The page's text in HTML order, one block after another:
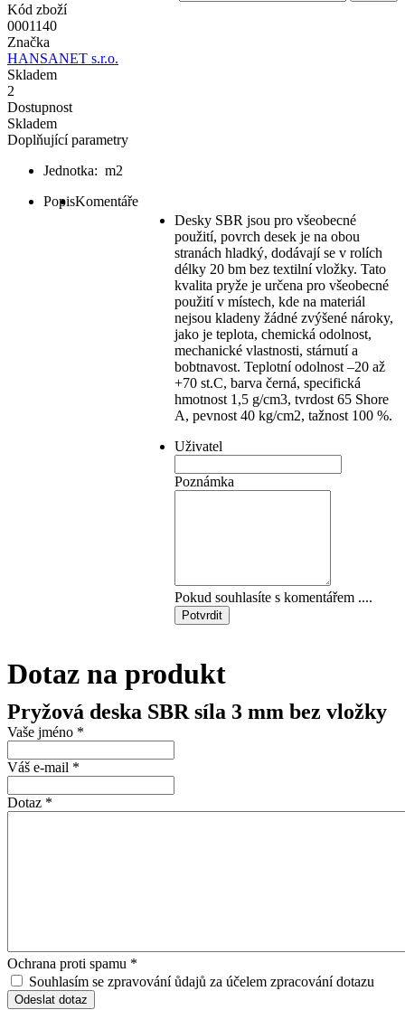
Kód zboží
0001140
Značka
HANSANET s.r.o.
Skladem
2
Dostupnost
Skladem
Doplňující parametry
Jednotka: m2
PopisKomentáře
Desky SBR jsou pro všeobecné
použití, povrch desek je na obou
stranách hladký, dodávají se v rolích
délky 20 bm bez textilní vložky. Tato
kvalita pryže je určena pro všeobecné
použití v místech, kde na materiál
nejsou kladeny žádné zvýšené nároky,
jako je teplota, chemická odolnost,
mechanické vlastnosti, stárnutí a
bobtnavost. Teplotní odolnost –20 až
+70 st.C, barva černá, specifická
hmotnost 1,5 g/cm3, tvrdost 65 Shore
A, pevnost 40 kg/cm2, tažnost 100 %.
Uživatel
Poznámka
Pokud souhlasíte s komentářem ....
Potvrdit
Dotaz na produkt
Pryžová deska SBR síla 3 mm bez vložky
Vaše jméno *
Váš e-mail *
Dotaz *
Ochrana proti spamu *
Souhlasím se zpravování ůdajů za účelem zpracování dotazu
Odeslat dotaz